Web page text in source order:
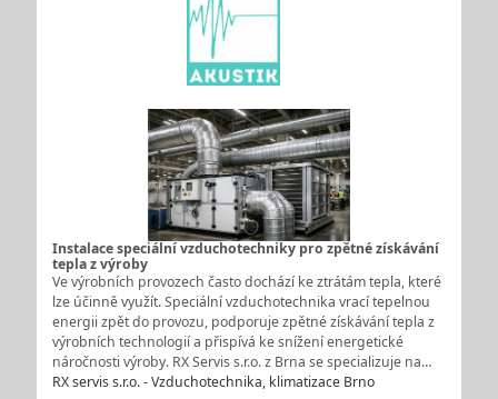
Instalace speciální vzduchotechniky pro zpětné získávání
tepla z výroby
Ve výrobních provozech často dochází ke ztrátám tepla, které
lze účinně využít. Speciální vzduchotechnika vrací tepelnou
energii zpět do provozu, podporuje zpětné získávání tepla z
výrobních technologií a přispívá ke snížení energetické
náročnosti výroby. RX Servis s.r.o. z Brna se specializuje na…
RX servis s.r.o. - Vzduchotechnika, klimatizace Brno